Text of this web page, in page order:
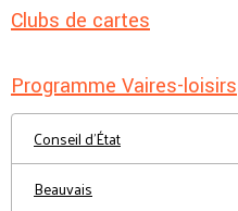
Clubs de cartes
Programme Vaires-loisirs
Conseil d'État
Beauvais